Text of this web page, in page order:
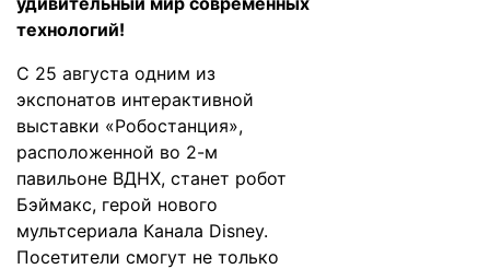
технологий!
С 25 августа одним из
экспонатов интерактивной
выставки «Робостанция»,
расположенной во 2-м
павильоне ВДНХ, станет робот
Бэймакс, герой нового
мультсериала Канала Disney.
Посетители смогут не только